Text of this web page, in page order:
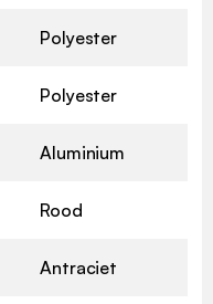
Polyester
Polyester
Aluminium
Rood
Antraciet